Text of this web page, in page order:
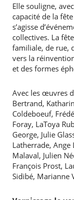
Elle souligne,
capacité de la
s’agisse
collectives. La
familiale, de rue,
vers la
et des formes
Avec les œuvres
Bertrand,
Coldeboeuf,
Foray, LaToya
George, Julie
Latherrade, Ange
Malaval, Julien
François Prost,
Sidibé, Marianne